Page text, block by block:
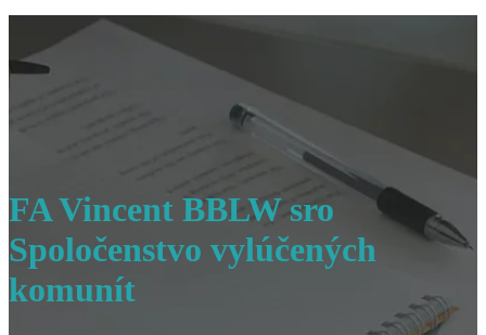
FA Vincent BBLW sro
Spoločenstvo vylúčených
komunít